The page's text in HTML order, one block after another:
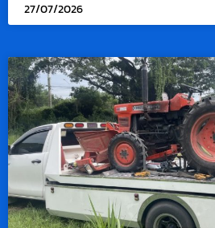
27/07/2026